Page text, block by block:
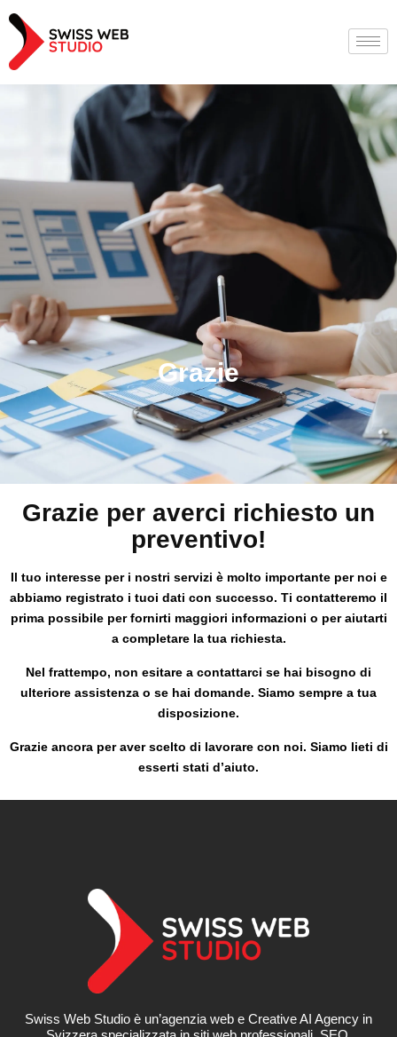
Grazie
Grazie per averci richiesto un
preventivo!
Il tuo interesse per i nostri servizi è molto importante per noi e
abbiamo registrato i tuoi dati con successo. Ti contatteremo il
prima possibile per fornirti maggiori informazioni o per aiutarti
a completare la tua richiesta.
Nel frattempo, non esitare a contattarci se hai bisogno di
ulteriore assistenza o se hai domande. Siamo sempre a tua
disposizione.
Grazie ancora per aver scelto di lavorare con noi. Siamo lieti di
esserti stati d’aiuto.
Swiss Web Studio è un’agenzia web e Creative AI Agency in